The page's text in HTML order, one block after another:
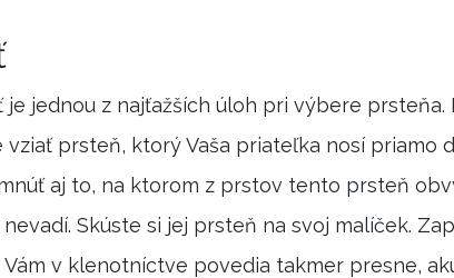
jednou z najťažších úloh pri výbere
prsteň, ktorý Vaša priateľka nosí
aj to, na ktorom z prstov tento prsteň
Skúste si jej prsteň na svoj malíček.
v klenotníctve povedia takmer presne,